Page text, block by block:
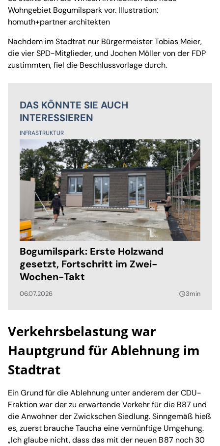
Wohngebiet Bogumilspark vor. Illustration:
homuth+partner architekten
Nachdem im Stadtrat nur Bürgermeister Tobias Meier,
die vier SPD-Mitglieder, und Jochen Möller von der FDP
zustimmten, fiel die Beschlussvorlage durch.
DAS KÖNNTE SIE AUCH
INTERESSIEREN
INFRASTRUKTUR
Bogumilspark: Erste Holzwand
gesetzt, Fortschritt im Zwei-
Wochen-Takt
06.07.2026 query_builder3min
Verkehrsbelastung war
Hauptgrund für Ablehnung im
Stadtrat
Ein Grund für die Ablehnung unter anderem der CDU-
Fraktion war der zu erwartende Verkehr für die B87 und
die Anwohner der Zwickschen Siedlung. Sinngemäß hieß
es, zuerst brauche Taucha eine vernünftige Umgehung.
„Ich glaube nicht, dass das mit der neuen B 87 noch 30